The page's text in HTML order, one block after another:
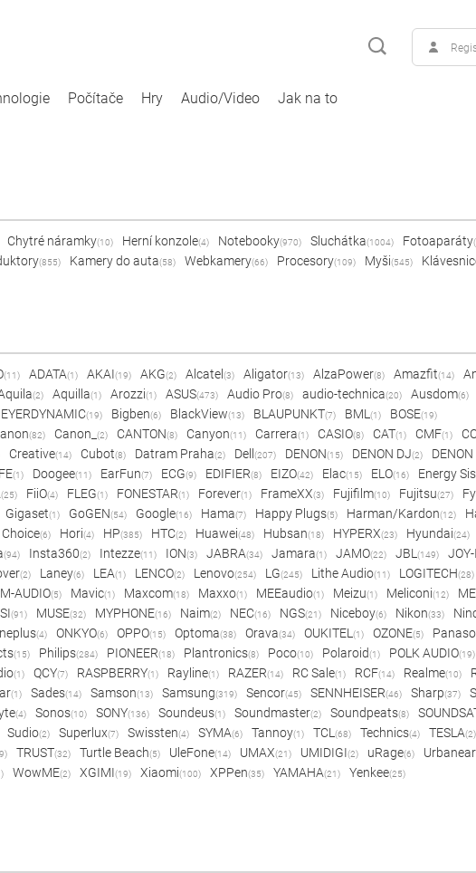
Počítače Hry Audio/Video Jak na to
Chytré náramky(10) Herní konzole(4) Notebooky(970) Sluchátka(1004) Fotoaparáty
(855) Kamery do auta(58) Webkamery(66) Procesory(109) Myši(545)
(11) ADATA(1) AKAI(19) AKG(2) Alcatel (3) Aligator(13) AlzaPower(8) Amazfit(14)
(2) Aquilla(1) Arozzi(1) ASUS(473) Audio Pro(8) audio-technica(20) Ausdom(6)
(19) Bigben(6) BlackView(13) BLAUPUNKT(7) BML(1) BOSE(19)
(82) Canon_ (2) CANTON(8) Canyon(11) Carrera(1) CASIO(8) CAT(1) CMF(1)
Creative(14) Cubot(8) Datram Praha(2) Dell (207) DENON(15) DENON DJ(2)
(1) Doogee(11) EarFun(7) ECG(9) EDIFIER(8) EIZO(42) Elac(15) ELO(16) Energy
(25) FiiO(4) FLEG(1) FONESTAR(1) Forever(1) FrameXX(3) Fujifilm(10) Fujitsu(27)
Gigaset(1) GoGEN(54) Google(16) Hama(7) Happy Plugs(5) Harman/Kardon(12)
(6) Hori(4) HP(385) HTC(2) Huawei(48) Hubsan(18) HYPERX(23) Hyundai(24)
(94) Insta360(2) Intezze(11) ION(3) JABRA(34) Jamara(1) JAMO(22) JBL(149)
(2) Laney(6) LEA(1) LENCO(2) Lenovo(254) LG(245) Lithe Audio(11) LOGITECH(28)
M-AUDIO(5) Mavic(1) Maxcom(18) Maxxo(1) MEEaudio(1) Meizu(1) Meliconi(12)
(91) MUSE(32) MYPHONE(16) Naim(2) NEC(16) NGS(21) Niceboy(6) Nikon(33)
(4) ONKYO(6) OPPO(15) Optoma(38) Orava(34) OUKITEL(1) OZONE(5)
(15) Philips(284) PIONEER(18) Plantronics(8) Poco(10) Polaroid(1) POLK AUDIO(19)
(1) QCY(7) RASPBERRY(1) Rayline(1) RAZER(14) RC Sale(1) RCF(14) Realme(10)
(1) Sades(14) Samson(13) Samsung(319) Sencor(45) SENNHEISER(46) Sharp(37)
(4) Sonos(10) SONY(136) Soundeus(1) Soundmaster(2) Soundpeats(8)
Sudio(2) Superlux(7) Swissten(4) SYMA(6) Tannoy(1) TCL(68) Technics(4) TESLA(2)
TRUST(32) Turtle Beach(5) UleFone(14) UMAX(21) UMIDIGI(2) uRage(6)
WowME(2) XGIMI(19) Xiaomi(100) XPPen(35) YAMAHA(21) Yenkee(25)